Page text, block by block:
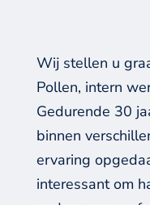
Wij stellen u
Pollen, intern
Gedurende 30
binnen
ervaring
interessant om